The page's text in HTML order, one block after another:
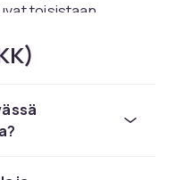
toisistaan
pitää
se on
(yhteen